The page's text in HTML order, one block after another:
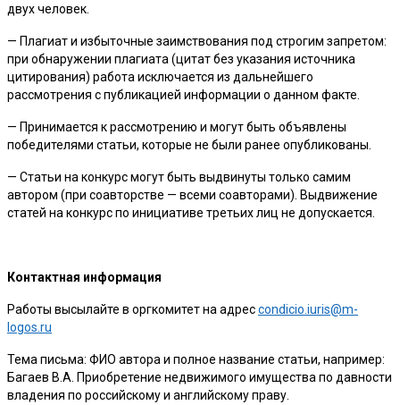
двух человек.
— Плагиат и избыточные заимствования под строгим запретом:
при обнаружении плагиата (цитат без указания источника
цитирования) работа исключается из дальнейшего
рассмотрения с публикацией информации о данном факте.
— Принимается к рассмотрению и могут быть объявлены
победителями статьи, которые не были ранее опубликованы.
— Статьи на конкурс могут быть выдвинуты только самим
автором (при соавторстве — всеми соавторами). Выдвижение
статей на конкурс по инициативе третьих лиц не допускается.
Контактная информация
Работы высылайте в оргкомитет на адресcondicio.iuris@m-
logos.ru
Тема письма: ФИО автора и полное название статьи, например:
Багаев В.А. Приобретение недвижимого имущества по давности
владения по российскому и английскому праву.